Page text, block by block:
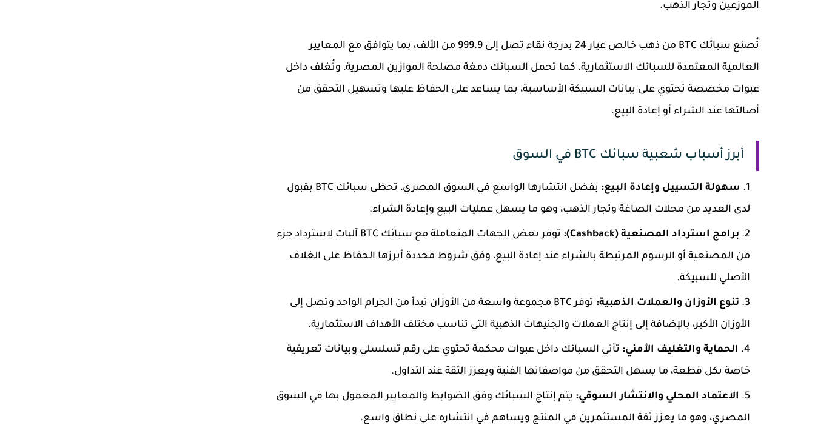
الموزعين وتجار الذهب.
تُصنع سبائك BTC من ذهب خالص عيار 24 بدرجة نقاء تصل إلى 999.9 من الألف، بما يتوافق مع المعايير
العالمية المعتمدة للسبائك الاستثمارية. كما تحمل السبائك دمغة مصلحة الموازين المصرية، وتُغلف داخل
عبوات مخصصة تحتوي على بيانات السبيكة الأساسية، بما يساعد على الحفاظ عليها وتسهيل التحقق من
أصالتها عند الشراء أو إعادة البيع.
أبرز أسباب شعبية سبائك BTC في السوق
سهولة التسييل وإعادة البيع:
بفضل انتشارها الواسع في السوق المصري، تحظى سبائك BTC بقبول
لدى العديد من محلات الصاغة وتجار الذهب، وهو ما يسهل عمليات البيع وإعادة الشراء.
برامج استرداد المصنعية (Cashback):
توفر بعض الجهات المتعاملة مع سبائك BTC آليات لاسترداد جزء
من المصنعية أو الرسوم المرتبطة بالشراء عند إعادة البيع، وفق شروط محددة أبرزها الحفاظ على الغلاف
الأصلي للسبيكة.
تنوع الأوزان والعملات الذهبية:
توفر BTC مجموعة واسعة من الأوزان تبدأ من الجرام الواحد وتصل إلى
الأوزان الأكبر، بالإضافة إلى إنتاج العملات والجنيهات الذهبية التي تناسب مختلف الأهداف الاستثمارية.
الحماية والتغليف الأمني: تأتي السبائك داخل عبوات محكمة تحتوي على رقم تسلسلي وبيانات تعريفية
خاصة بكل قطعة، ما يسهل التحقق من مواصفاتها الفنية ويعزز الثقة عند التداول.
الاعتماد المحلي والانتشار السوقي: يتم إنتاج السبائك وفق الضوابط والمعايير المعمول بها في السوق
المصري، وهو ما يعزز ثقة المستثمرين في المنتج ويساهم في انتشاره على نطاق واسع.